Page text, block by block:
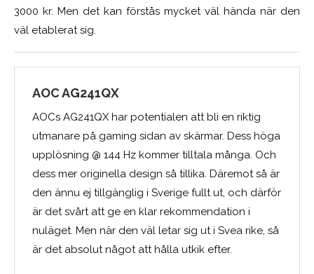
3000 kr. Men det kan förstås mycket väl hända när den
väl etablerat sig.
AOC AG241QX
AOCs AG241QX har potentialen att bli en riktig
utmanare på gaming sidan av skärmar. Dess höga
upplösning @ 144 Hz kommer tilltala många. Och
dess mer originella design så tillika. Däremot så är
den ännu ej tillgänglig i Sverige fullt ut, och därför
är det svårt att ge en klar rekommendation i
nuläget. Men när den väl letar sig ut i Svea rike, så
är det absolut något att hålla utkik efter.